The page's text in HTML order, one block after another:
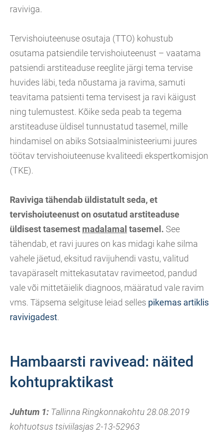
raviviga.
Tervishoiuteenuse osutaja (TTO) kohustub
osutama patsiendile tervishoiuteenust – vaatama
patsiendi arstiteaduse reeglite järgi tema tervise
huvides läbi, teda nõustama ja ravima, samuti
teavitama patsienti tema tervisest ja ravi käigust
ning tulemustest. Kõike seda peab ta tegema
arstiteaduse üldisel tunnustatud tasemel, mille
hindamisel on abiks Sotsiaalministeeriumi juures
töötav tervishoiuteenuse kvaliteedi ekspertkomisjon
(TKE).
Raviviga tähendab üldistatult seda, et
tervishoiuteenust on osutatud arstiteaduse
üldisest tasemest madalamal tasemel. See
tähendab, et ravi juures on kas midagi kahe silma
vahele jäetud, eksitud ravijuhendi vastu, valitud
tavapäraselt mittekasutatav ravimeetod, pandud
vale või mittetäielik diagnoos, määratud vale ravim
vms. Täpsema selgituse leiad selles pikemas artiklis
ravivigadest.
Hambaarsti ravivead: näited
kohtupraktikast
Juhtum 1: Tallinna Ringkonnakohtu 28.08.2019
kohtuotsus tsiviilasjas 2-13-52963